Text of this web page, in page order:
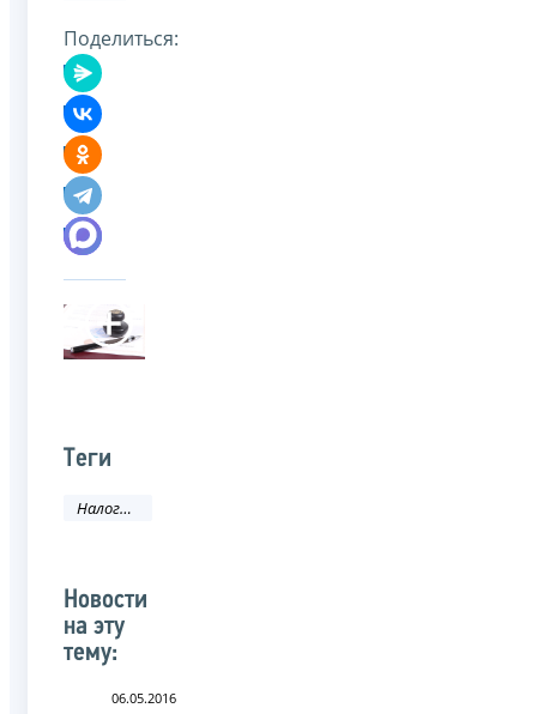
Поделиться:
Теги
Налоговое законодательство
Новости
на эту
тему:
06.05.2016